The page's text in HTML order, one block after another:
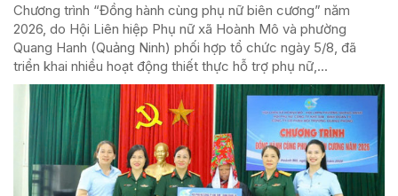
Chương trình “Đồng hành cùng phụ nữ biên cương” năm
2026, do Hội Liên hiệp Phụ nữ xã Hoành Mô và phường
Quang Hanh (Quảng Ninh) phối hợp tổ chức ngày 5/8, đã
triển khai nhiều hoạt động thiết thực hỗ trợ phụ nữ,...